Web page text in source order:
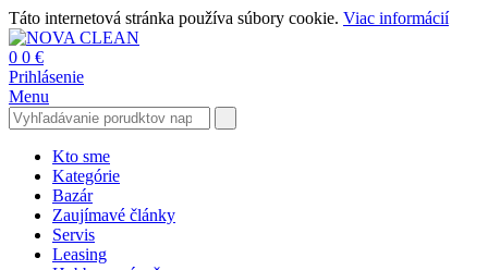
Táto internetová stránka používa súbory cookie. Viac informácií
0 0 €
Prihlásenie
Menu
Kto sme
Kategórie
Bazár
Zaujímavé články
Servis
Leasing